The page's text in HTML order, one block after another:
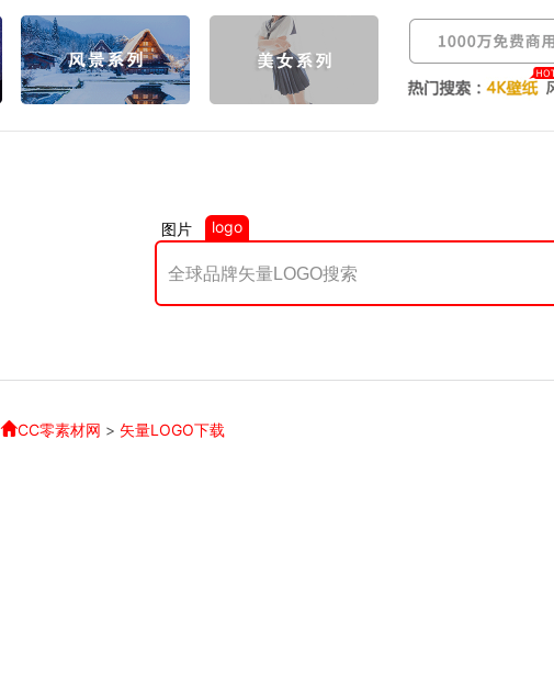
图片 logo
CC零素材网 > 矢量LOGO下载